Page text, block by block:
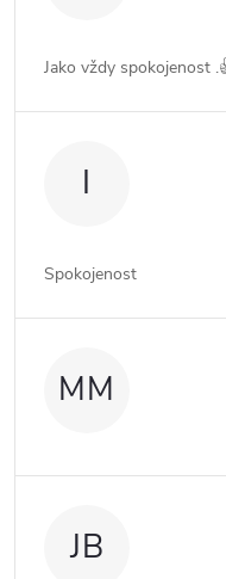
Jako vždy spokojenost
I
Spokojenost
MM
JB